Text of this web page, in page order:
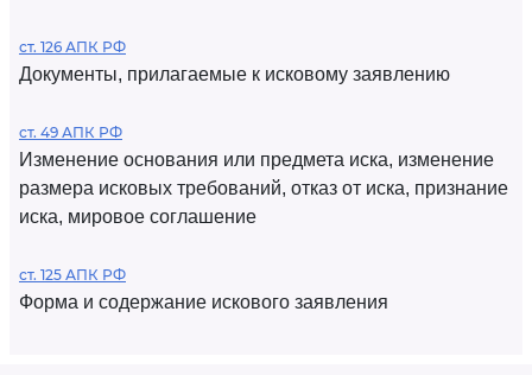
ст. 126 АПК РФ
Документы, прилагаемые к исковому заявлению
ст. 49 АПК РФ
Изменение основания или предмета иска, изменение
размера исковых требований, отказ от иска, признание
иска, мировое соглашение
ст. 125 АПК РФ
Форма и содержание искового заявления